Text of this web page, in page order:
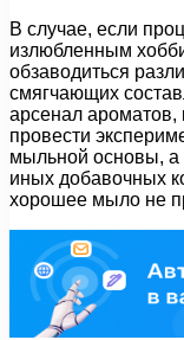
В случае, если
излюбленным
обзаводиться
смягчающих
арсенал ароматов,
провести
мыльной основы, а
иных добавочных
хорошее мыло не